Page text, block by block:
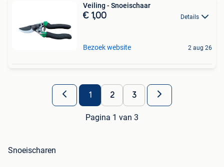
Veiling - Snoeischaar
€ 1,00 Details
Bezoek website 2 aug 26
1 2 3
Pagina 1 van 3
Snoeischaren